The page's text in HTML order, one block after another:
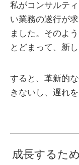
私がコンサルテ
い業務の遂行が
ました。そのよ
とどまって、新
すると、革新的
きないし、遅れ
成長するた